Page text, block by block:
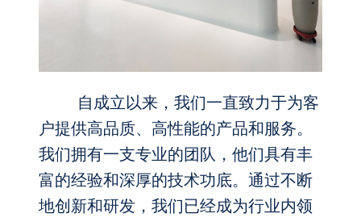
自成立以来，我们一直致力于为客
户提供高品质、高性能的产品和服务。
我们拥有一支专业的团队，他们具有丰
富的经验和深厚的技术功底。通过不断
地创新和研发，我们已经成为行业内领